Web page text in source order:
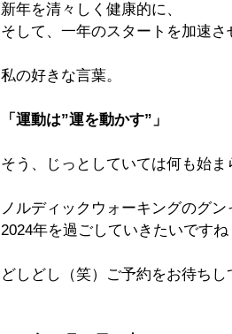
新年を清々しく健康的に、
そして、一年のスタートを加速
私の好きな言葉。
「運動は”運を動かす”」
そう、じっとしていては何も始ま
ノルディックウォーキングのグン
2024年を過ごしていきたいですね
どしどし（笑）ご予約をお待ちし